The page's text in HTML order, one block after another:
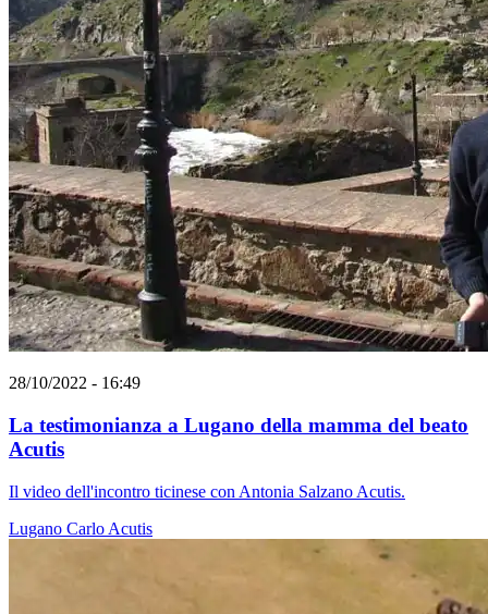
28/10/2022 - 16:49
La testimonianza a Lugano della mamma del beato
Acutis
Il video dell'incontro ticinese con Antonia Salzano Acutis.
Lugano Carlo Acutis